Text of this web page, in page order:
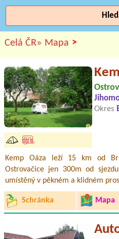
Celá ČR» Mapa >
Okres
Kemp Oáza leží 15 km od
Ostrovačice jen 300m od
umístěný v pěkném a klidném
Schránka Mapa